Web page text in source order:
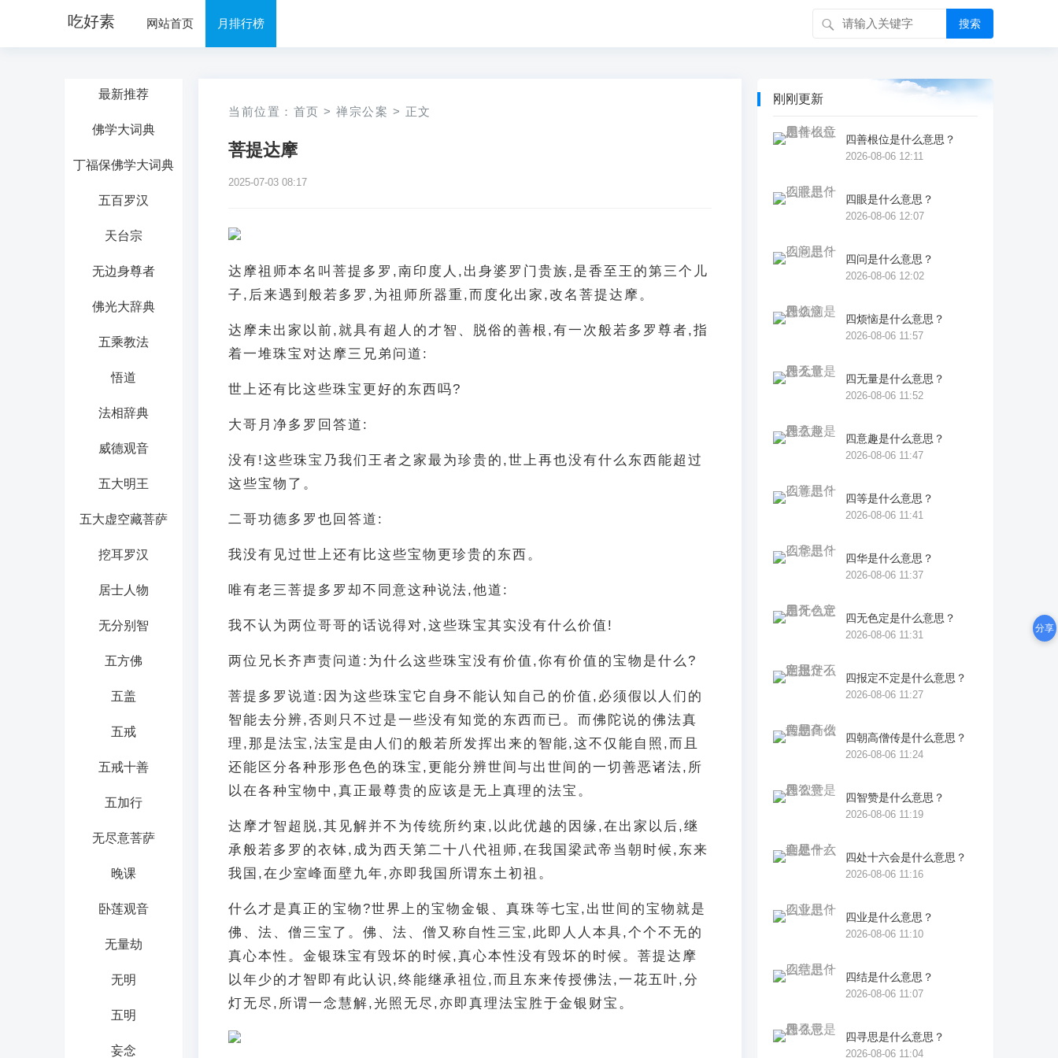
吃好素 网站首页 月排行榜 搜索
最新推荐
佛学大词典
丁福保佛学大词典
五百罗汉
天台宗
无边身尊者
佛光大辞典
五乘教法
悟道
法相辞典
威德观音
五大明王
五大虚空藏菩萨
挖耳罗汉
居士人物
无分别智
五方佛
五盖
五戒
五戒十善
五加行
无尽意菩萨
晚课
卧莲观音
无量劫
无明
五明
妄念
当前位置： 首页 > 禅宗公案 > 正文
菩提达摩
2025-07-03 08:17
达摩祖师本名叫菩提多罗,南印度人,出身婆罗门贵族,是香至王的第三个儿
子,后来遇到般若多罗,为祖师所器重,而度化出家,改名菩提达摩。
达摩未出家以前,就具有超人的才智、脱俗的善根,有一次般若多罗尊者,指
着一堆珠宝对达摩三兄弟问道:
世上还有比这些珠宝更好的东西吗?
大哥月净多罗回答道:
没有!这些珠宝乃我们王者之家最为珍贵的,世上再也没有什么东西能超过
这些宝物了。
二哥功德多罗也回答道:
我没有见过世上还有比这些宝物更珍贵的东西。
唯有老三菩提多罗却不同意这种说法,他道:
我不认为两位哥哥的话说得对,这些珠宝其实没有什么价值!
两位兄长齐声责问道:为什么这些珠宝没有价值,你有价值的宝物是什么?
菩提多罗说道:因为这些珠宝它自身不能认知自己的价值,必须假以人们的
智能去分辨,否则只不过是一些没有知觉的东西而已。而佛陀说的佛法真
理,那是法宝,法宝是由人们的般若所发挥出来的智能,这不仅能自照,而且
还能区分各种形形色色的珠宝,更能分辨世间与出世间的一切善恶诸法,所
以在各种宝物中,真正最尊贵的应该是无上真理的法宝。
达摩才智超脱,其见解并不为传统所约束,以此优越的因缘,在出家以后,继
承般若多罗的衣钵,成为西天第二十八代祖师,在我国梁武帝当朝时候,东来
我国,在少室峰面壁九年,亦即我国所谓东土初祖。
什么才是真正的宝物?世界上的宝物金银、真珠等七宝,出世间的宝物就是
佛、法、僧三宝了。佛、法、僧又称自性三宝,此即人人本具,个个不无的
真心本性。金银珠宝有毁坏的时候,真心本性没有毁坏的时候。菩提达摩
以年少的才智即有此认识,终能继承祖位,而且东来传授佛法,一花五叶,分
灯无尽,所谓一念慧解,光照无尽,亦即真理法宝胜于金银财宝。
刚刚更新
四善根位是什么意思？
2026-08-06 12:11
四眼是什么意思？
2026-08-06 12:07
四问是什么意思？
2026-08-06 12:02
四烦恼是什么意思？
2026-08-06 11:57
四无量是什么意思？
2026-08-06 11:52
四意趣是什么意思？
2026-08-06 11:47
四等是什么意思？
2026-08-06 11:41
四华是什么意思？
2026-08-06 11:37
四无色定是什么意思？
2026-08-06 11:31
四报定不定是什么意思？
2026-08-06 11:27
四朝高僧传是什么意思？
2026-08-06 11:24
四智赞是什么意思？
2026-08-06 11:19
四处十六会是什么意思？
2026-08-06 11:16
四业是什么意思？
2026-08-06 11:10
四结是什么意思？
2026-08-06 11:07
四寻思是什么意思？
2026-08-06 11:04
分享